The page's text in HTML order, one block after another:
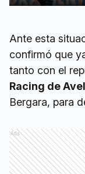
Ante esta
confirmó que
tanto con el
Racing de
Bergara, para
Ads